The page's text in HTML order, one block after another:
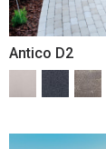
Antico D2